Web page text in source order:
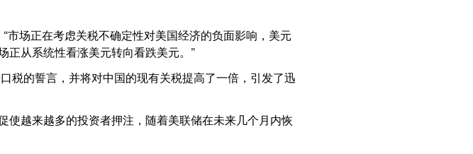
场正在考虑关税不确定性对美国经济的负面影响，美元
正从系统性看涨美元转向看跌美元。”
税的誓言，并将对中国的现有关税提高了一倍，引发了迅
使越来越多的投资者押注，随着美联储在未来几个月内恢